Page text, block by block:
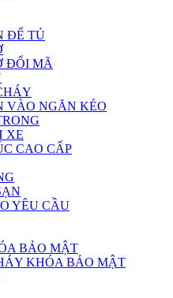
ĐỂ TỦ
ĐỔI MÃ
VÀO NGĂN KÉO
XE
CAO CẤP
YÊU CẦU
BẢO MẬT
KHÓA BẢO MẬT